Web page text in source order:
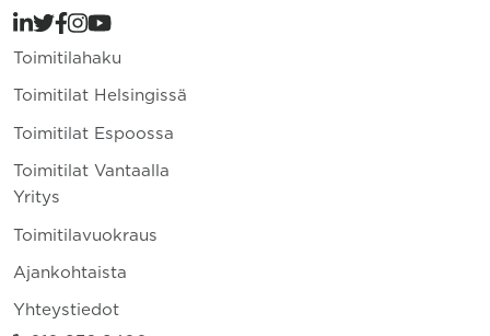
Toimitilahaku
Toimitilat Helsingissä
Toimitilat Espoossa
Toimitilat Vantaalla
Yritys
Toimitilavuokraus
Ajankohtaista
Yhteystiedot